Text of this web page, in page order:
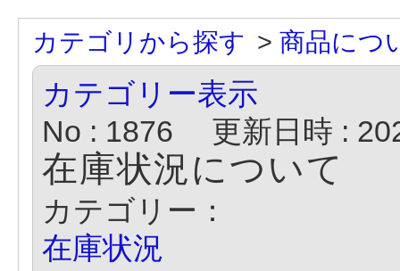
カテゴリから探す > 商品につ
カテゴリー表示
No : 1876
更新日時 :
在庫状況について
カテゴリー：
在庫状況